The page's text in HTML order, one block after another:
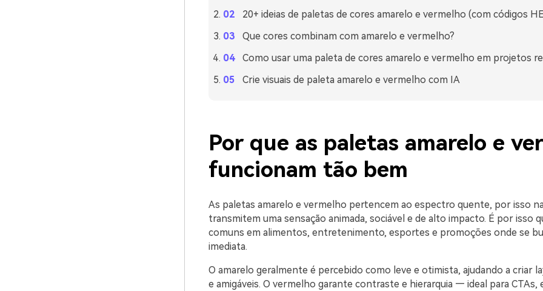
20+ ideias de paletas de cores amarelo e vermelho (com códigos
Que cores combinam com amarelo e vermelho?
Como usar uma paleta de cores amarelo e vermelho em projetos
Crie visuais de paleta amarelo e vermelho com IA
Por que as paletas amarelo e
funcionam tão bem
As paletas amarelo e vermelho pertencem ao espectro quente, por isso
transmitem uma sensação animada, sociável e de alto impacto. É por isso
comuns em alimentos, entretenimento, esportes e promoções onde se
imediata.
O amarelo geralmente é percebido como leve e otimista, ajudando a criar
e amigáveis. O vermelho garante contraste e hierarquia — ideal para CTAs,